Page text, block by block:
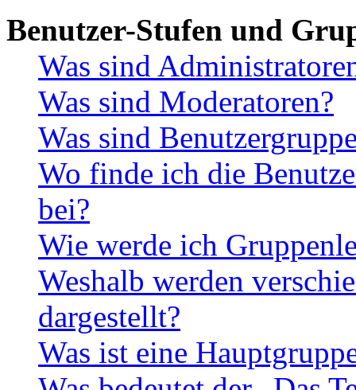
Benutzer-Stufen und
Was sind
Was sind Moderatoren?
Was sind
Wo finde ich die
bei?
Wie werde ich
Weshalb werden
dargestellt?
Was ist eine